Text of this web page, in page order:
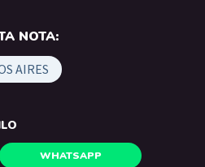
NOTA:
AIRES
WHATSAPP